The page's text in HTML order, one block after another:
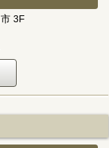
3F